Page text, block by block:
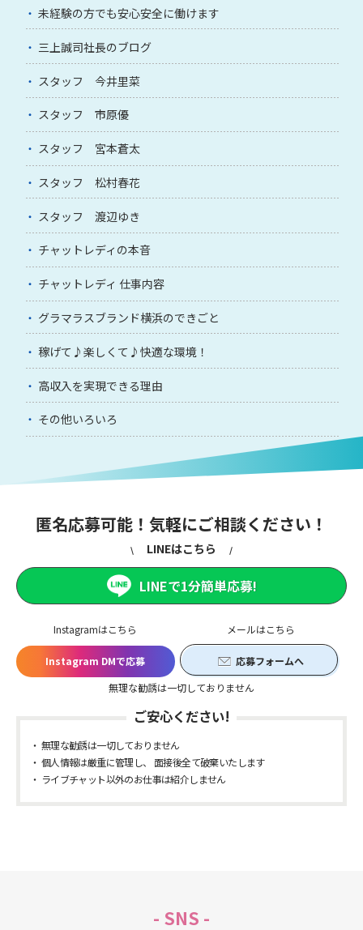
未経験の方でも安心安全に働けます
三上誠司社長のブログ
スタッフ 今井里菜
スタッフ 市原優
スタッフ 宮本蒼太
スタッフ 松村春花
スタッフ 渡辺ゆき
チャットレディの本音
チャットレディ 仕事内容
グラマラスブランド横浜のできごと
稼げて♪楽しくて♪快適な環境！
高収入を実現できる理由
その他いろいろ
匿名応募可能！気軽にご相談ください！
Instagramはこちら
Instagram DMで応募
メールはこちら
応募フォームへ
無理な勧誘は一切しておりません
LINEはこちら
LINEで1分簡単応募!
ご安心ください!
無理な勧誘は一切しておりません
個人情報は厳重に管理し、 面接後全て破棄いたします
ライブチャット以外のお仕事は紹介しません
- SNS -